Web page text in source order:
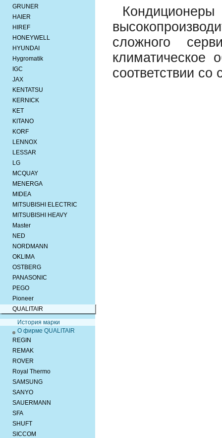
GRUNER
HAIER
HIREF
HONEYWELL
HYUNDAI
Hygromatik
IGC
JAX
KENTATSU
KERNICK
KET
KITANO
KORF
LENNOX
LESSAR
LG
MCQUAY
MENERGA
MIDEA
MITSUBISHI ELEСTRIC
MITSUBISHI HEAVY
Master
NED
NORDMANN
OKLIMA
OSTBERG
PANASONIC
PEGO
Pioneer
QUALITAIR
История марки
О фирме QUALITAIR
REGIN
REMAK
ROVER
Royal Thermo
SAMSUNG
SANYO
SAUERMANN
SFA
SHUFT
SICCOM
сложного
климатическое
соответствии со